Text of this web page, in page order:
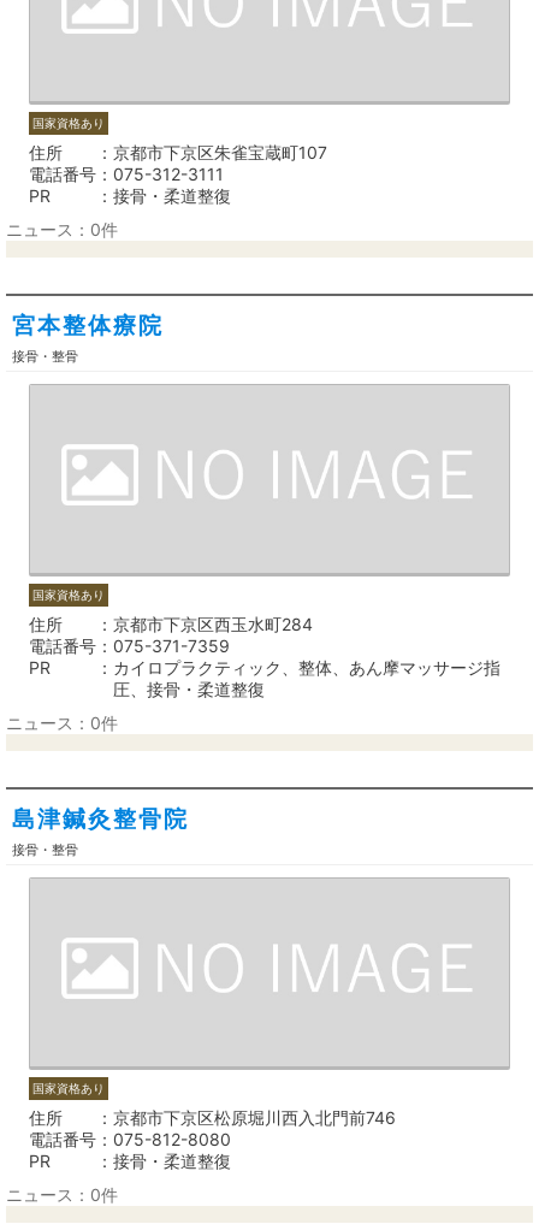
国家資格あり
住所
京都市下京区朱雀宝蔵町107
電話番号
075-312-3111
PR
接骨・柔道整復
ニュース：0件
宮本整体療院
接骨・整骨
国家資格あり
住所
京都市下京区西玉水町284
電話番号
075-371-7359
PR
カイロプラクティック、整体、あん摩マッサージ指
圧、接骨・柔道整復
ニュース：0件
島津鍼灸整骨院
接骨・整骨
国家資格あり
住所
京都市下京区松原堀川西入北門前746
電話番号
075-812-8080
PR
接骨・柔道整復
ニュース：0件